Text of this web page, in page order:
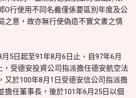
O行使用不同名義僅係要區別年度及公
之意，故亦無行使偽造不實文書之情
5日起至91年8月6日止、自97年6月
，受德安投資公司指派擔任德安航空法
又於100年8月1日受德安信公司指派擔
擔任董事長，後於101年6月25日以個